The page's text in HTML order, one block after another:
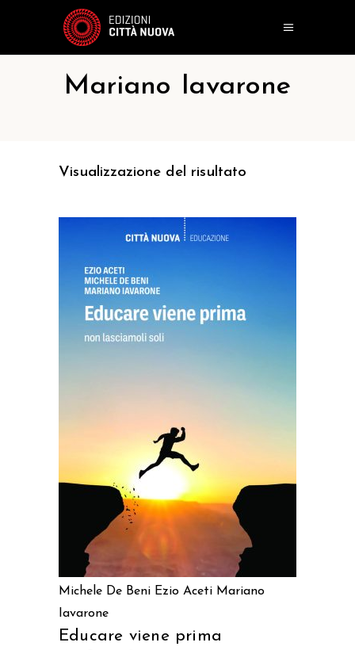
Mariano Iavarone
Visualizzazione del risultato
Michele De Beni Ezio Aceti Mariano
Iavarone
Educare viene prima